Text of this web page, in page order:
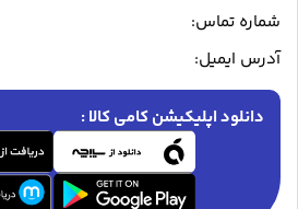
شماره تماس:
آدرس ایمیل:
دانلود اپلیکیشن کامی کالا :